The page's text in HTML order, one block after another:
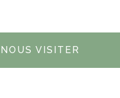
NOUS VISITER